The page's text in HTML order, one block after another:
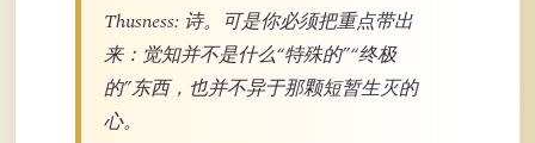
Thusness: 诗。可是你必须把重点带出
来：觉知并不是什么“特殊的”“终极
的”东西，也并不异于那颗短暂生灭的
心。